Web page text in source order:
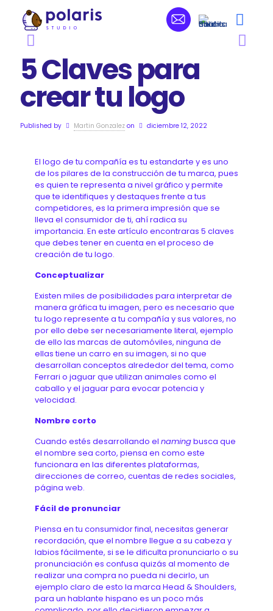
5 Claves para
crear tu logo
Published by Martin Gonzalez on diciembre 12, 2022
El logo de tu compañía es tu estandarte y es uno
de los pilares de la construcción de tu marca, pues
es quien te representa a nivel gráfico y permite
que te identifiques y destaques frente a tus
competidores, es la primera impresión que se
lleva el consumidor de ti, ahí radica su
importancia. En este artículo encontraras 5 claves
que debes tener en cuenta en el proceso de
creación de tu logo.
Conceptualizar
Existen miles de posibilidades para interpretar de
manera gráfica tu imagen, pero es necesario que
tu logo represente a tu compañía y sus valores, no
por ello debe ser necesariamente literal, ejemplo
de ello las marcas de automóviles, ninguna de
ellas tiene un carro en su imagen, si no que
desarrollan conceptos alrededor del tema, como
Ferrari o jaguar que utilizan animales como el
caballo y el jaguar para evocar potencia y
velocidad.
Nombre corto
Cuando estés desarrollando el namingbusca que
el nombre sea corto, piensa en como este
funcionara en las diferentes plataformas,
direcciones de correo, cuentas de redes sociales,
página web.
Fácil de pronunciar
Piensa en tu consumidor final, necesitas generar
recordación, que el nombre llegue a su cabeza y
labios fácilmente, si se le dificulta pronunciarlo o su
pronunciación es confusa quizás al momento de
realizar una compra no pueda ni decirlo, un
ejemplo claro de esto la marca Head & Shoulders,
para un hablante hispano es un poco más